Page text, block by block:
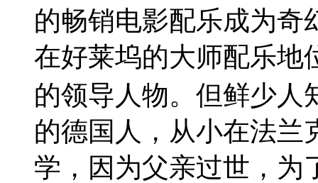
的畅销电影配乐成为奇
在好莱坞的大师配乐地
的领导人物。但鲜少人
的德国人，从小在法兰
学，因为父亲过世，为